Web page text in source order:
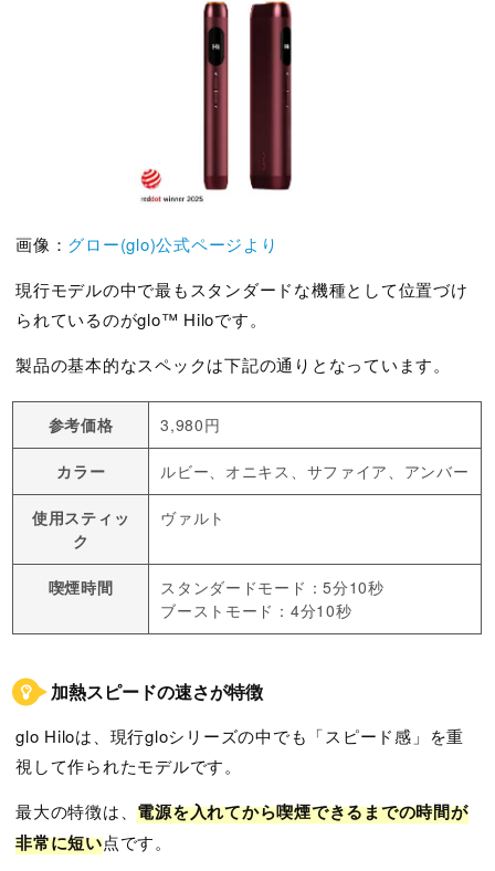
画像： グロー(glo)公式ページより
現行モデルの中で最もスタンダードな機種として位置づけ
られているのがglo™ Hiloです。
製品の基本的なスペックは下記の通りとなっています。
参考価格 3,980円
カラー ルビー、オニキス、サファイア、アンバー
使用スティッ
ク
ヴァルト
喫煙時間
スタンダードモード：5分10秒
ブーストモード：4分10秒
加熱スピードの速さが特徴
glo Hiloは、現行gloシリーズの中でも「スピード感」を重
視して作られたモデルです。
最大の特徴は、電源を入れてから喫煙できるまでの時間が
非常に短い点です。